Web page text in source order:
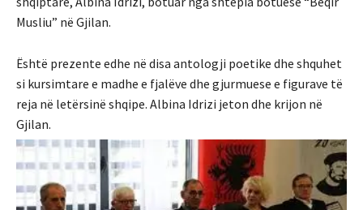
Musliu” në Gjilan.
Është prezente edhe në disa antologji poetike dhe shquhet
si kursimtare e madhe e fjalëve dhe gjurmuese e figurave të
reja në letërsinë shqipe. Albina Idrizi jeton dhe krijon në
Gjilan.